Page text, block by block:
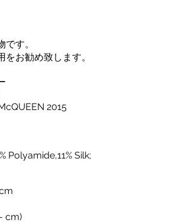
す。
お勧め致します。
2015
Polyamide,11% Silk;
cm)